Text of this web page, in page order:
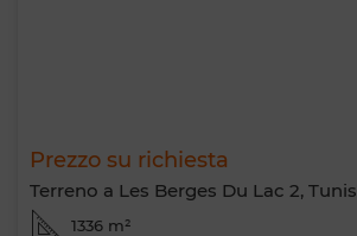
Prezzo su richiesta
Terreno a Les Berges Du Lac 2, Tunis
1336 m²